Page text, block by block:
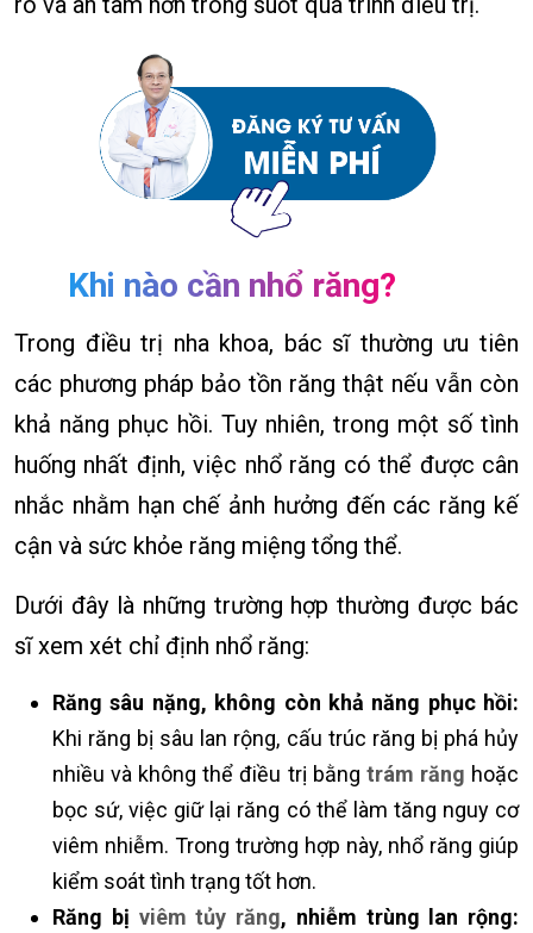
Khi nào cần nhổ răng?
Trong điều trị nha khoa, bác sĩ thường ưu tiên
các phương pháp bảo tồn răng thật nếu vẫn còn
khả năng phục hồi. Tuy nhiên, trong một số tình
huống nhất định, việc nhổ răng có thể được cân
nhắc nhằm hạn chế ảnh hưởng đến các răng kế
cận và sức khỏe răng miệng tổng thể.
Dưới đây là những trường hợp thường được bác
sĩ xem xét chỉ định nhổ răng:
Răng sâu nặng, không còn khả năng phục hồi:
Khi răng bị sâu lan rộng, cấu trúc răng bị phá hủy
nhiều và không thể điều trị bằng trám răng hoặc
bọc sứ, việc giữ lại răng có thể làm tăng nguy cơ
viêm nhiễm. Trong trường hợp này, nhổ răng giúp
kiểm soát tình trạng tốt hơn.
Răng bị viêm tủy răng, nhiễm trùng lan rộng: